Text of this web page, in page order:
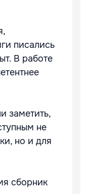
писались
В работе
заметить,
не
но и для
сборник